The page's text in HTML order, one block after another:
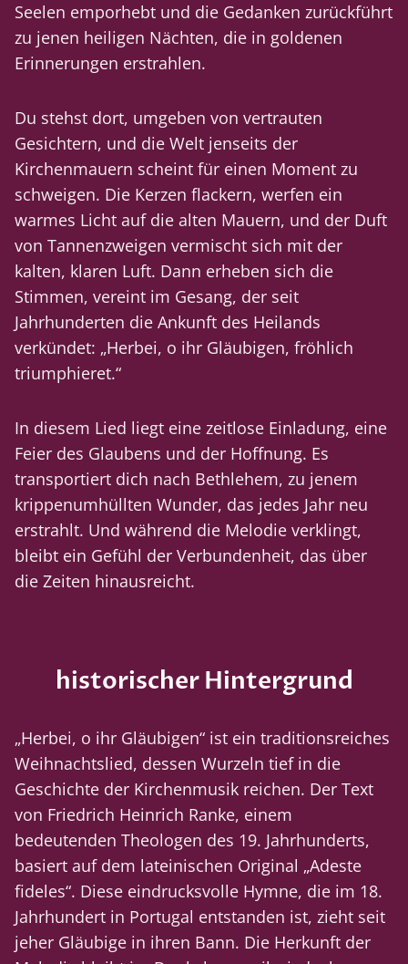
Seelen emporhebt und die Gedanken zurückführt
zu jenen heiligen Nächten, die in goldenen
Erinnerungen erstrahlen.
Du stehst dort, umgeben von vertrauten
Gesichtern, und die Welt jenseits der
Kirchenmauern scheint für einen Moment zu
schweigen. Die Kerzen flackern, werfen ein
warmes Licht auf die alten Mauern, und der Duft
von Tannenzweigen vermischt sich mit der
kalten, klaren Luft. Dann erheben sich die
Stimmen, vereint im Gesang, der seit
Jahrhunderten die Ankunft des Heilands
verkündet: „Herbei, o ihr Gläubigen, fröhlich
triumphieret.“
In diesem Lied liegt eine zeitlose Einladung, eine
Feier des Glaubens und der Hoffnung. Es
transportiert dich nach Bethlehem, zu jenem
krippenumhüllten Wunder, das jedes Jahr neu
erstrahlt. Und während die Melodie verklingt,
bleibt ein Gefühl der Verbundenheit, das über
die Zeiten hinausreicht.
historischer Hintergrund
„Herbei, o ihr Gläubigen“ ist ein traditionsreiches
Weihnachtslied, dessen Wurzeln tief in die
Geschichte der Kirchenmusik reichen. Der Text
von Friedrich Heinrich Ranke, einem
bedeutenden Theologen des 19. Jahrhunderts,
basiert auf dem lateinischen Original „Adeste
fideles“. Diese eindrucksvolle Hymne, die im 18.
Jahrhundert in Portugal entstanden ist, zieht seit
jeher Gläubige in ihren Bann. Die Herkunft der